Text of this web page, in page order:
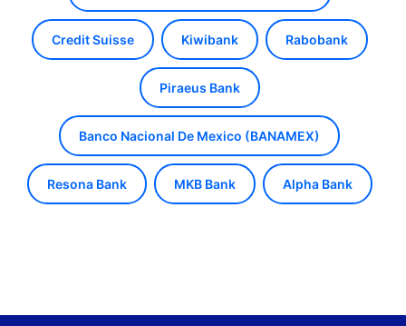
Credit Suisse Kiwibank Rabobank
Piraeus Bank
Banco Nacional De Mexico (BANAMEX)
Resona Bank MKB Bank Alpha Bank